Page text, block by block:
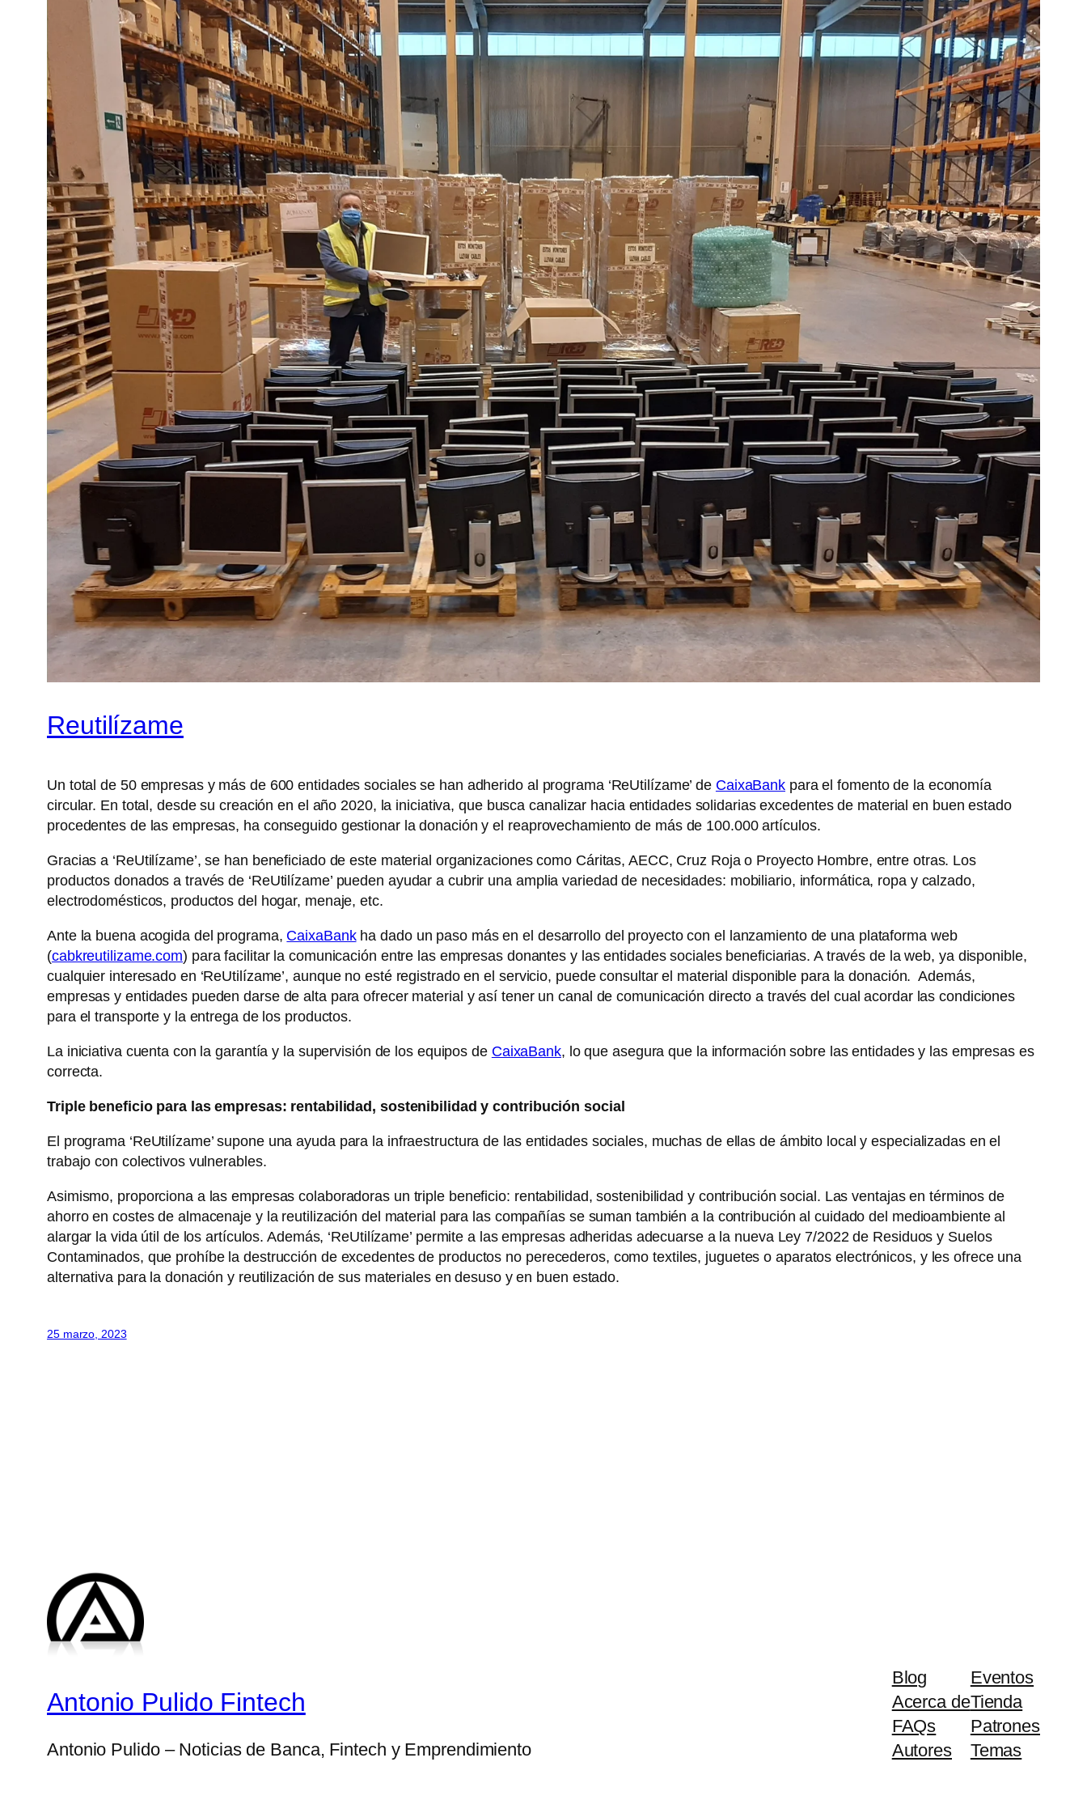
Reutilízame
Un total de 50 empresas y más de 600 entidades sociales se han adherido al programa ‘ReUtilízame’ de CaixaBank para el fomento de la economía
circular. En total, desde su creación en el año 2020, la iniciativa, que busca canalizar hacia entidades solidarias excedentes de material en buen estado
procedentes de las empresas, ha conseguido gestionar la donación y el reaprovechamiento de más de 100.000 artículos.
Gracias a ‘ReUtilízame’, se han beneficiado de este material organizaciones como Cáritas, AECC, Cruz Roja o Proyecto Hombre, entre otras. Los
productos donados a través de ‘ReUtilízame’ pueden ayudar a cubrir una amplia variedad de necesidades: mobiliario, informática, ropa y calzado,
electrodomésticos, productos del hogar, menaje, etc.
Ante la buena acogida del programa, CaixaBankha dado un paso más en el desarrollo del proyecto con el lanzamiento de una plataforma web
(cabkreutilizame.com) para facilitar la comunicación entre las empresas donantes y las entidades sociales beneficiarias. A través de la web, ya disponible,
cualquier interesado en ‘ReUtilízame’, aunque no esté registrado en el servicio, puede consultar el material disponible para la donación. Además,
empresas y entidades pueden darse de alta para ofrecer material y así tener un canal de comunicación directo a través del cual acordar las condiciones
para el transporte y la entrega de los productos.
La iniciativa cuenta con la garantía y la supervisión de los equipos de CaixaBank, lo que asegura que la información sobre las entidades y las empresas es
correcta.
Triple beneficio para las empresas: rentabilidad, sostenibilidad y contribución social
El programa ‘ReUtilízame’ supone una ayuda para la infraestructura de las entidades sociales, muchas de ellas de ámbito local y especializadas en el
trabajo con colectivos vulnerables.
Asimismo, proporciona a las empresas colaboradoras un triple beneficio: rentabilidad, sostenibilidad y contribución social. Las ventajas en términos de
ahorro en costes de almacenaje y la reutilización del material para las compañías se suman también a la contribución al cuidado del medioambiente al
alargar la vida útil de los artículos. Además, ‘ReUtilízame’ permite a las empresas adheridas adecuarse a la nueva Ley 7/2022 de Residuos y Suelos
Contaminados, que prohíbe la destrucción de excedentes de productos no perecederos, como textiles, juguetes o aparatos electrónicos, y les ofrece una
alternativa para la donación y reutilización de sus materiales en desuso y en buen estado.
25 marzo, 2023
Antonio Pulido Fintech
Antonio Pulido – Noticias de Banca, Fintech y Emprendimiento
Blog
Acerca de
FAQs
Autores
Eventos
Tienda
Patrones
Temas